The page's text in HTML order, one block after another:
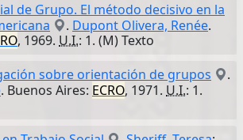
de Grupo. El método decisivo en la
. Dupont Olivera, Renée.
, 1969. U.I.: 1. (M) Texto
sobre orientación de grupos
.
. Buenos Aires: ECRO, 1971. U.I.: 1.